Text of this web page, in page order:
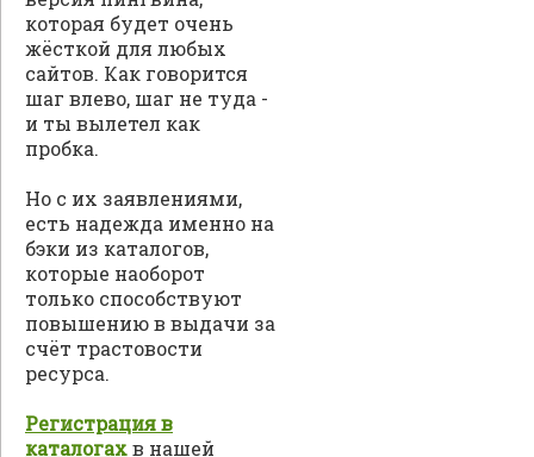
которая будет очень
жёсткой для любых
сайтов. Как говорится
шаг влево, шаг не туда -
и ты вылетел как
пробка.
Но с их заявлениями,
есть надежда именно на
бэки из каталогов,
которые наоборот
только способствуют
повышению в выдачи за
счёт трастовости
ресурса.
Регистрация в
каталогахв нашей